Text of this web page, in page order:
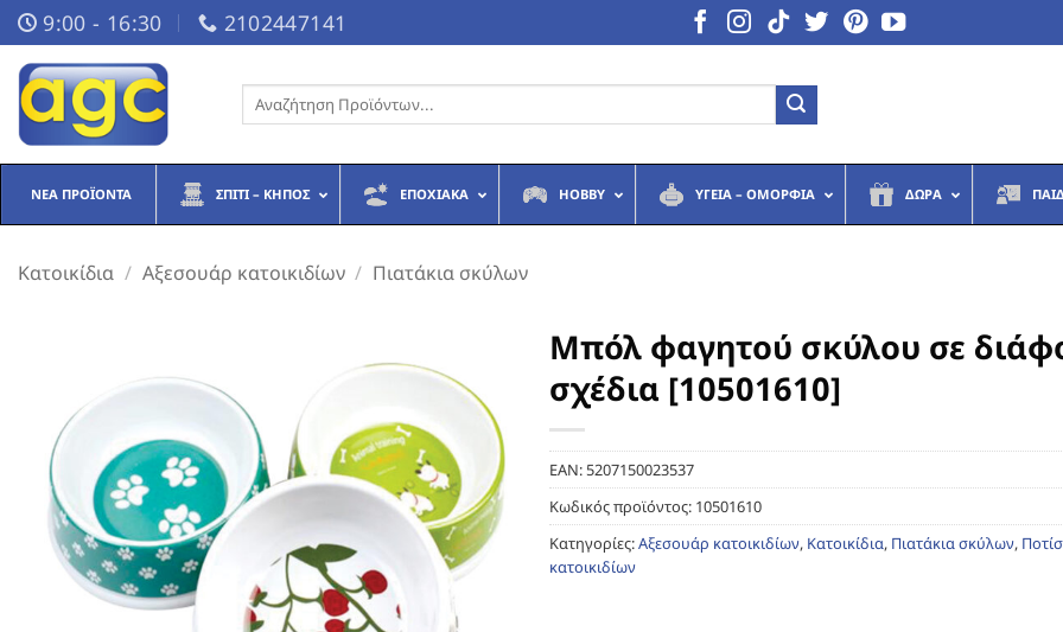
Μετάβαση
στο
περιεχόμενο
9:00 - 16:30 2102447141
Αναζήτηση
ΝΈΑ ΠΡΟΪΌΝΤΑ ΣΠΊΤΙ – ΚΉΠΟΣ ΕΠΟΧΙΑΚΆ HOBBY ΥΓΕΙΆ – ΟΜΟΡΦΙΆ ΔΏΡΑ
Κατοικίδια / Αξεσουάρ κατοικιδίων / Πιατάκια σκύλων
Μπόλ φαγητού σκύλου σε
σχέδια [10501610]
EAN:5207150023537
Κωδικός προϊόντος: 10501610
Κατηγορίες:Αξεσουάρ κατοικιδίων, Κατοικίδια, Πιατάκια σκύλων,
κατοικιδίων